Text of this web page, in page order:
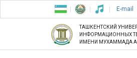
E-mail
ТАШКЕНТСКИЙ
ИНФОРМАЦИОННЫХ
ИМЕНИ МУХАММАДА